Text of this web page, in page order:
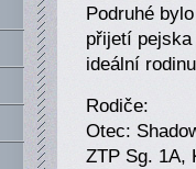
Podruhé
přijetí
ideální
Rodiče:
Otec:
ZTP Sg. 1A,